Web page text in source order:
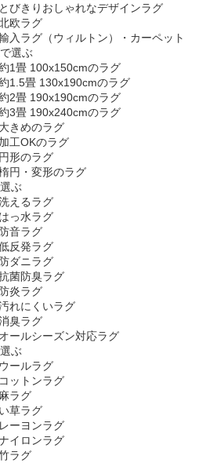
とびきりおしゃれなデザインラグ
欧ラグ
入ラグ（ウィルトン）・カーペット
選ぶ
1畳 100x150cmのラグ
1.5畳 130x190cmのラグ
2畳 190x190cmのラグ
3畳 190x240cmのラグ
大きめのラグ
加工OKのラグ
円形のラグ
円・変形のラグ
ぶ
えるラグ
はっ水ラグ
防音ラグ
反発ラグ
防ダニラグ
菌防臭ラグ
防炎ラグ
れにくいラグ
臭ラグ
オールシーズン対応ラグ
ぶ
ウールラグ
コットンラグ
麻ラグ
い草ラグ
レーヨンラグ
イロンラグ
ラグ